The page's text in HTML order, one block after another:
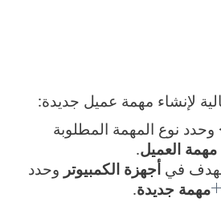
لإنشاء مهمة عميل جديدة:
وحدد نوع المهمة المطلوبة
مهمة العميل.
فيأجهزة الكمبيوتر وحدد
مهمة جديدة.